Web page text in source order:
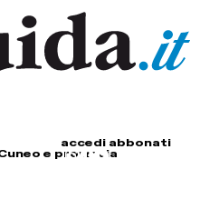
accedi abbonati
e provincia